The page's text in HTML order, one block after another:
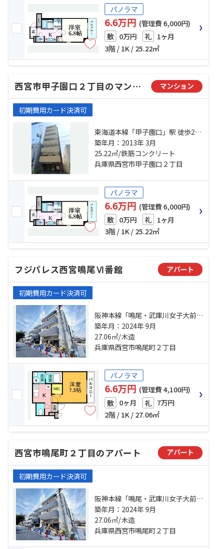
パノラマ
6.6万円 (管理費 6,000円)
敷 0万円 礼 1ヶ月
3階 / 1K / 25.22㎡
西宮市甲子園口２丁目のマンション マンション
初期費用カード決済可
東海道本線「甲子園口」駅 徒歩2分
阪神本線「甲子園」駅 徒歩25分 阪
急神戸本線「西宮北口」駅 徒歩30
分
築年月：2013年 3月
25.22㎡/鉄筋コンクリート
兵庫県西宮市甲子園口２丁目
パノラマ
6.6万円 (管理費 6,000円)
敷 0万円 礼 1ヶ月
3階 / 1K / 25.22㎡
フジパレス西宮鳴尾Ⅵ番館 アパート
初期費用カード決済可
阪神本線「鳴尾・武庫川女子大前」
駅 徒歩7分 阪神本線「甲子園」
駅 徒歩17分 阪神本線「武庫川」
駅 徒歩19分
築年月：2024年 9月
27.06㎡/木造
兵庫県西宮市鳴尾町２丁目
パノラマ
6.6万円 (管理費 4,100円)
敷 0ヶ月 礼 7万円
2階 / 1K / 27.06㎡
西宮市鳴尾町２丁目のアパート アパート
初期費用カード決済可
阪神本線「鳴尾・武庫川女子大前」
駅 徒歩7分 阪神本線「甲子園」
駅 徒歩17分 阪神本線「武庫川」
駅 徒歩19分
築年月：2024年 9月
27.06㎡/木造
兵庫県西宮市鳴尾町２丁目